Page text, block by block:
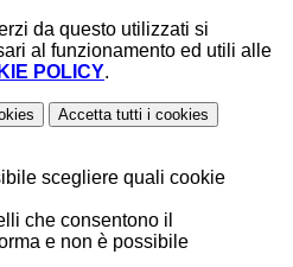
da questo utilizzati si
al funzionamento ed utili alle
POLICY.
Accetta tutti i cookies
scegliere quali cookie
che consentono il
e non è possibile